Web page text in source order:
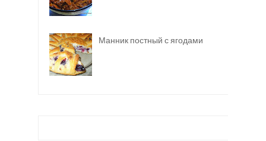
Манник постный с ягодами